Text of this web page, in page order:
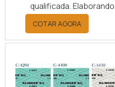
qualificada.
por meio da
descobrindo a melhor
mercado.Sim, aqui é
temperatura, com os
da kaelved obterá
COTAR AGORA